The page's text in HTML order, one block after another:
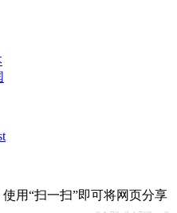
用“扫一扫”即可将网页分享